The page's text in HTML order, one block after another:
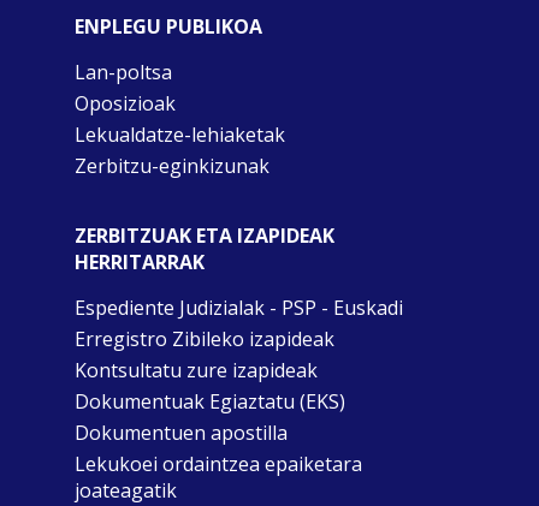
ENPLEGU PUBLIKOA
Lan-poltsa
Oposizioak
Lekualdatze-lehiaketak
Zerbitzu-eginkizunak
ZERBITZUAK ETA IZAPIDEAK
HERRITARRAK
Espediente Judizialak - PSP - Euskadi
Erregistro Zibileko izapideak
Kontsultatu zure izapideak
Dokumentuak Egiaztatu (EKS)
Dokumentuen apostilla
Lekukoei ordaintzea epaiketara
joateagatik